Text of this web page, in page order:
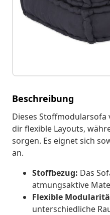
Beschreibung
Dieses
dir flexible Layouts,
sorgen. Es eignet sich
an.
Stoffbezug: Das
atmungsaktive
Flexible
unterschiedliche